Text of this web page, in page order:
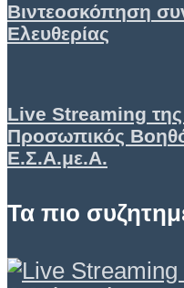
Βιντεοσκόπηση
Ελευθερίας
Live Streaming
Προσωπικός
Ε.Σ.Α.με.Α.
Τα πιο